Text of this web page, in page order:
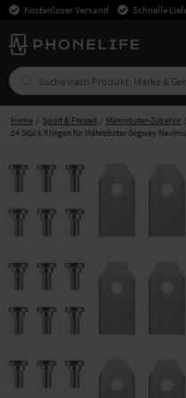
Kostenloser Versand Schnelle
Home Sport & Freizeit Mähroboter-Zubehör
24 Stück Klingen für Mähroboter Segway